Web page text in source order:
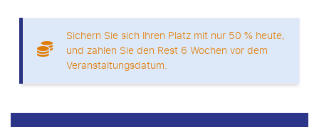
Sichern Sie sich Ihren Platz mit nur 50 % heute,
und zahlen Sie den Rest 6 Wochen vor dem
Veranstaltungsdatum.